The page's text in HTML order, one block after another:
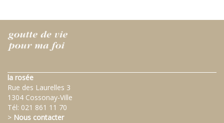
la rosée
Rue des Laurelles 3
1304 Cossonay-Ville
Tél: 021 861 11 70
> Nous contacter